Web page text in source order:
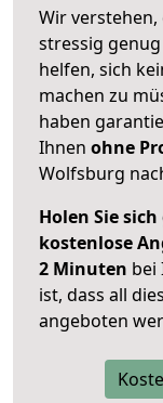
Wir verstehen,
stressig
helfen, sich
machen zu
haben
Ihnen ohne
Wolfsburg
Holen Sie
kostenlose
2 Minuten bei
ist, dass all
angeboten